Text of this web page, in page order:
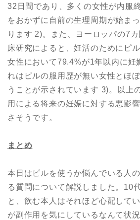
32日間であり、多くの女性が内服
をおかずに自前の生理周期が始ま
ります 2)。また、ヨーロッパの7
床研究によると、妊活のためにピ
女性において79.4%が1年以内に妊
れはピルの服用歴が無い女性とほ
うことが示されています 3)。以上
用による将来の妊娠に対する悪影
さそうです。
まとめ
本日はピルを使うか悩んでいる人
る質問について解説しました。10
と、飲む本人はそれほど心配して
が副作用を気にしているなんて状